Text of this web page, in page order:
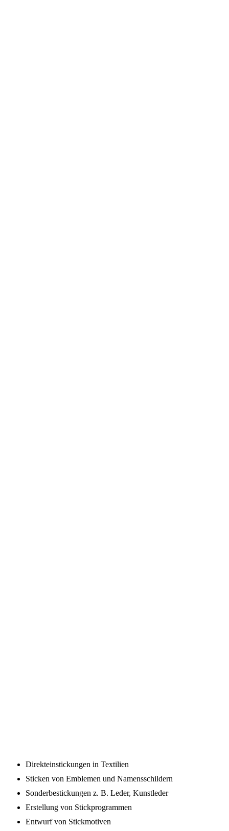
Direkteinstickungen in Textilien
Sticken von Emblemen und Namensschildern
Sonderbestickungen z. B. Leder, Kunstleder
Erstellung von Stickprogrammen
Entwurf von Stickmotiven